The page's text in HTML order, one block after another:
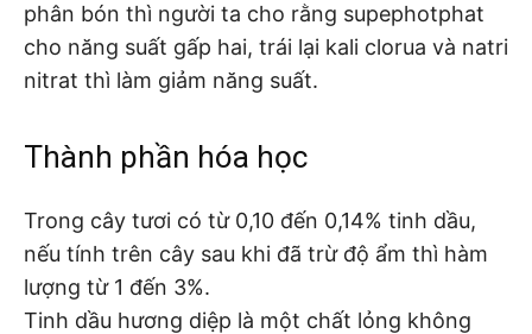
phân bón thì người ta cho rằng supephotphat
cho năng suất gấp hai, trái lại kali clorua và natri
nitrat thì làm giảm năng suất.
Thành phần hóa học
Trong cây tươi có từ 0,10 đến 0,14% tinh dầu,
nếu tính trên cây sau khi đã trừ độ ẩm thì hàm
lượng từ 1 đến 3%.
Tinh dầu hương diệp là một chất lỏng không